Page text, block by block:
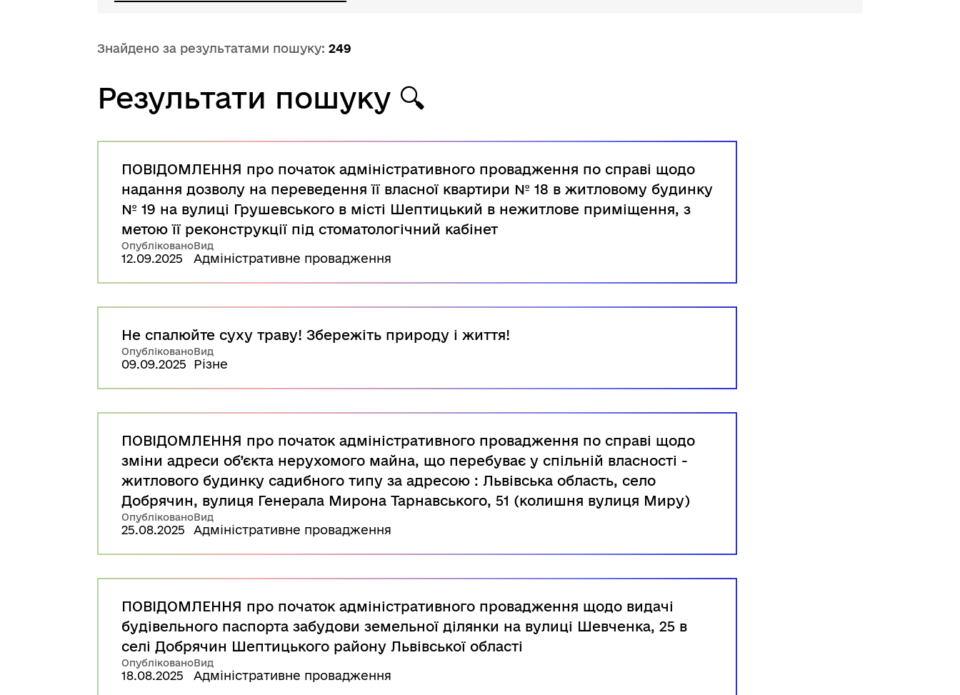
Знайдено за результатами пошуку: 249
Результати пошуку 🔍
ПОВІДОМЛЕННЯ про початок адміністративного провадження по справі щодо
надання дозволу на переведення її власної квартири № 18 в житловому будинку
№ 19 на вулиці Грушевського в місті Шептицький в нежитлове приміщення, з
метою її реконструкції під стоматологічний кабінет
Опубліковано
12.09.2025
Вид
Адміністративне провадження
Не спалюйте суху траву! Збережіть природу і життя!
Опубліковано
09.09.2025
Вид
Різне
ПОВІДОМЛЕННЯ про початок адміністративного провадження по справі щодо
зміни адреси об’єкта нерухомого майна, що перебуває у спільній власності -
житлового будинку садибного типу за адресою : Львівська область, село
Добрячин, вулиця Генерала Мирона Тарнавського, 51 (колишня вулиця Миру)
Опубліковано
25.08.2025
Вид
Адміністративне провадження
ПОВІДОМЛЕННЯ про початок адміністративного провадження щодо видачі
будівельного паспорта забудови земельної ділянки на вулиці Шевченка, 25 в
селі Добрячин Шептицького району Львівської області
Опубліковано
18.08.2025
Вид
Адміністративне провадження